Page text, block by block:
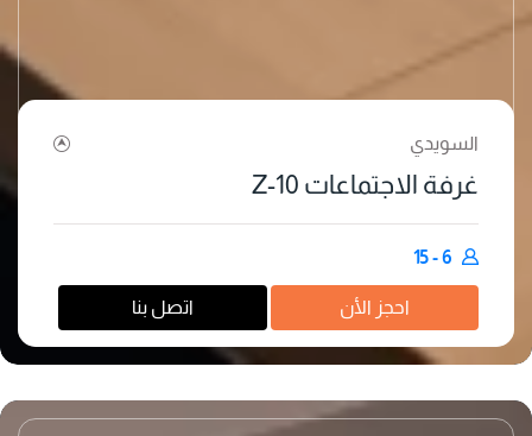
السويدي
غرفة الاجتماعات Z-10
6 - 15
احجز اﻷن اتصل بنا